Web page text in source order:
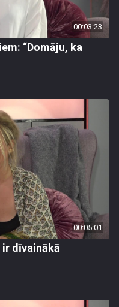
00:03:23
“Domāju, ka
00:05:01
dīvainākā